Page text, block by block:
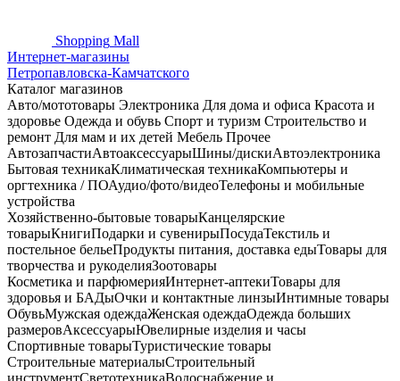
Shopping Mall
Интернет-магазины
Петропавловска-Камчатского
Каталог магазинов
Авто/мототовары Электроника Для дома и офиса Красота и
здоровье Одежда и обувь Спорт и туризм Строительство и
ремонт Для мам и их детей Мебель Прочее
АвтозапчастиАвтоаксессуарыШины/дискиАвтоэлектроника
Бытовая техникаКлиматическая техникаКомпьютеры и
оргтехника / ПОАудио/фото/видеоТелефоны и мобильные
устройства
Хозяйственно-бытовые товарыКанцелярские
товарыКнигиПодарки и сувенирыПосудаТекстиль и
постельное бельеПродукты питания, доставка едыТовары для
творчества и рукоделияЗоотовары
Косметика и парфюмерияИнтернет-аптекиТовары для
здоровья и БАДыОчки и контактные линзыИнтимные товары
ОбувьМужская одеждаЖенская одеждаОдежда больших
размеровАксессуарыЮвелирные изделия и часы
Спортивные товарыТуристические товары
Строительные материалыСтроительный
инструментСветотехникаВодоснабжение и